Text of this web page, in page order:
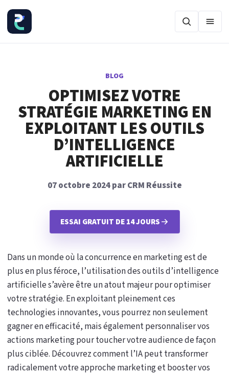
BLOG
OPTIMISEZ VOTRE
STRATÉGIE MARKETING EN
EXPLOITANT LES OUTILS
D’INTELLIGENCE
ARTIFICIELLE
07 octobre 2024 par CRM Réussite
ESSAI GRATUIT DE 14 JOURS
Dans un monde où la concurrence en marketing est de
plus en plus féroce, l’utilisation des outils d’intelligence
artificielle s’avère être un atout majeur pour optimiser
votre stratégie. En exploitant pleinement ces
technologies innovantes, vous pourrez non seulement
gagner en efficacité, mais également personnaliser vos
actions marketing pour toucher votre audience de façon
plus ciblée. Découvrez comment l’IA peut transformer
radicalement votre approche marketing et booster vos